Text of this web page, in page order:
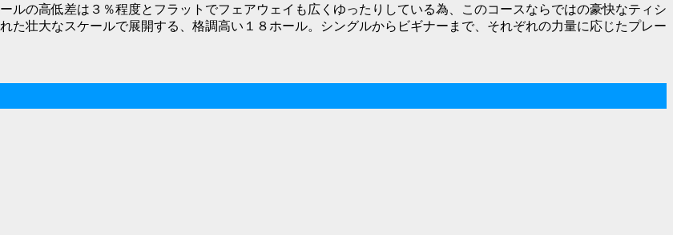
ルの高低差は３％程度とフラットでフェアウェイも広くゆったりしている為、このコースならではの豪快なティシ
た壮大なスケールで展開する、格調高い１８ホール。シングルからビギナーまで、それぞれの力量に応じたプレー